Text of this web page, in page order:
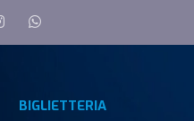
BIGLIETTERIA